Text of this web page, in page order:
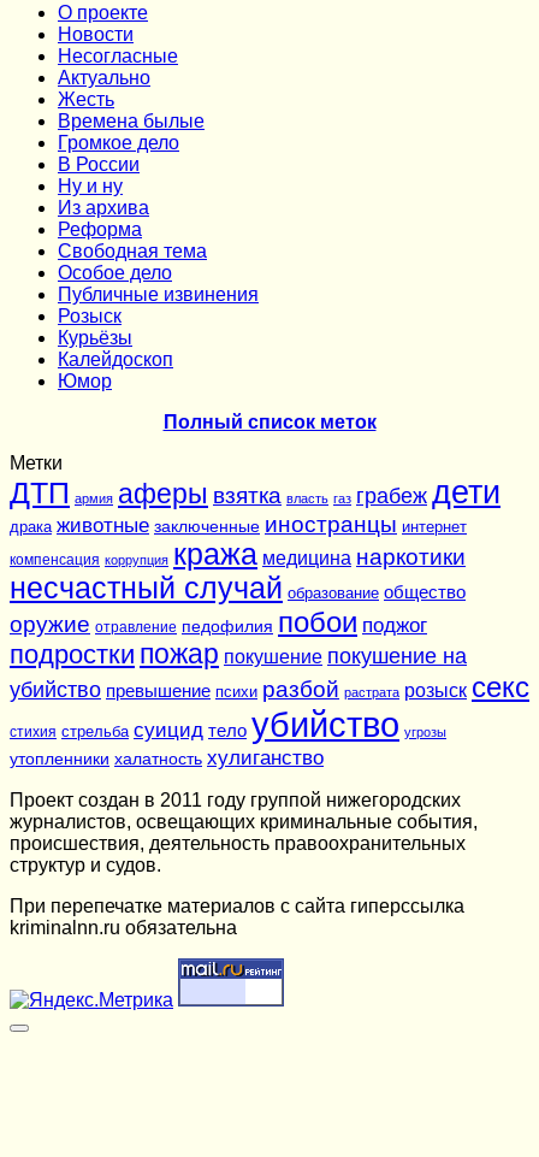
О проекте
Новости
Несогласные
Актуально
Жесть
Времена былые
Громкое дело
В России
Ну и ну
Из архива
Реформа
Cвободная тема
Особое дело
Публичные извинения
Розыск
Курьёзы
Калейдоскоп
Юмор
Полный список меток
Метки
ДТП армия аферы взятка власть газ грабеж дети
драка животные заключенные иностранцы интернет
компенсация коррупция кража медицина наркотики
несчастный случай образование общество
оружие отравление педофилия побои поджог
подростки пожар покушение покушение на
убийство превышение психи разбой растрата розыск секс
стихия стрельба суицид тело убийство угрозы
утопленники халатность хулиганство
Проект создан в 2011 году группой нижегородских
журналистов, освещающих криминальные события,
происшествия, деятельность правоохранительных
структур и судов.
При перепечатке материалов c сайта гиперссылка
kriminalnn.ru обязательна